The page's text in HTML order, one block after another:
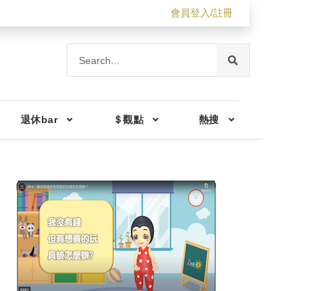
會員登入/註冊
退休bar ＄觀點 熱搜